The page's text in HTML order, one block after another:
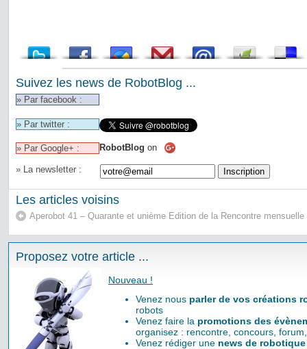
Suivez les news de RobotBlog ...
» Par facebook :
» Par twitter :
» Par Google+ : RobotBlog on
» La newsletter :
Les articles voisins
Aperobot 41 – Quarante et unième Edition de la Rencontre
Proposez votre article ...
Nouveau !
Venez nous parler de vos créations
robots
Venez faire la promotions des
organisez : rencontre, concours,
Venez rédiger une news de robotique